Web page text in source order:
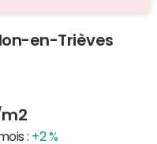
en-Trièves
: +2 %